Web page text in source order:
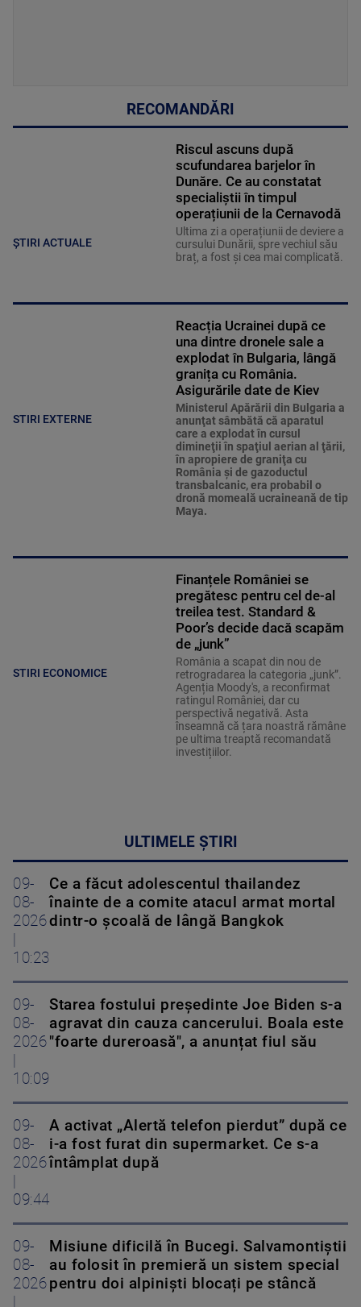
RECOMANDĂRI
ȘTIRI ACTUALE
Riscul ascuns după
scufundarea barjelor în
Dunăre. Ce au constatat
specialiștii în timpul
operațiunii de la Cernavodă
Ultima zi a operațiunii de deviere a
cursului Dunării, spre vechiul său
braț, a fost și cea mai complicată.
STIRI EXTERNE
Reacția Ucrainei după ce
una dintre dronele sale a
explodat în Bulgaria, lângă
granița cu România.
Asigurările date de Kiev
Ministerul Apărării din Bulgaria a
anunţat sâmbătă că aparatul
care a explodat în cursul
dimineţii în spaţiul aerian al ţării,
în apropiere de graniţa cu
România şi de gazoductul
transbalcanic, era probabil o
dronă momeală ucraineană de tip
Maya.
STIRI ECONOMICE
Finanțele României se
pregătesc pentru cel de-al
treilea test. Standard &
Poor’s decide dacă scapăm
de „junk”
România a scapat din nou de
retrogradarea la categoria „junk”.
Agenția Moody's, a reconfirmat
ratingul României, dar cu
perspectivă negativă. Asta
înseamnă că țara noastră rămâne
pe ultima treaptă recomandată
investițiilor.
ULTIMELE ȘTIRI
09-
08-
2026
10:23
Ce a făcut adolescentul thailandez
înainte de a comite atacul armat mortal
dintr-o școală de lângă Bangkok
09-
08-
2026
10:09
Starea fostului președinte Joe Biden s-a
agravat din cauza cancerului. Boala este
"foarte dureroasă", a anunțat fiul său
09-
08-
2026
09:44
A activat „Alertă telefon pierdut” după ce
i-a fost furat din supermarket. Ce s-a
întâmplat după
09-
08-
2026
Misiune dificilă în Bucegi. Salvamontiștii
au folosit în premieră un sistem special
pentru doi alpiniști blocați pe stâncă